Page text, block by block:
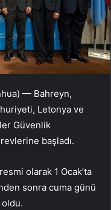
— Bahreyn,
Letonya ve
Güvenlik
başladı.
olarak 1 Ocak’ta
sonra cuma günü
oldu.